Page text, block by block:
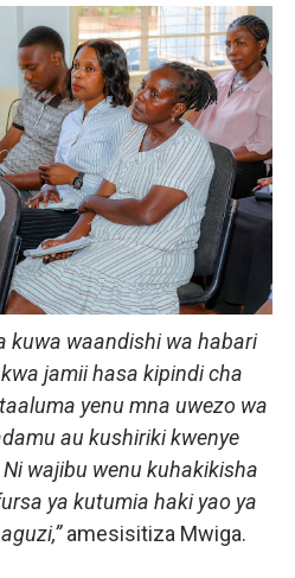
kuwa waandishi wa habari
jamii hasa kipindi cha
yenu mna uwezo wa
au kushiriki kwenye
wajibu wenu kuhakikisha
ya kutumia haki yao ya
amesisitiza Mwiga.